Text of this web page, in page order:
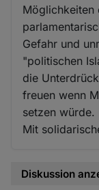
Möglichkeiten
Gefahr und
"politischen
die
freuen wenn
setzen würde.
Mit
Diskussion